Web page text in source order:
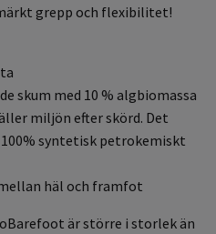
grepp och flexibilitet!
skum med 10 % algbiomassa
miljön efter skörd. Det
syntetisk petrokemiskt
häl och framfot
är större i storlek än